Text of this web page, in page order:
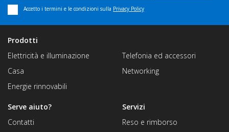
Accetto i termini e le condizioni sulla Privacy Policy
Prodotti
Elettricità e illuminazione
Casa
Energie rinnovabili
Telefonia ed accessori
Networking
Servizi
Reso e rimborso
Serve aiuto?
Contatti